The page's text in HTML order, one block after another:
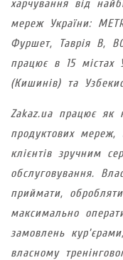
харчування від
мереж України:
Фуршет, Таврія В,
працює в 15 містах
(Кишинів) та
Zakaz.ua працює як
продуктових мереж,
клієнтів зручним
обслуговування.
приймати,
максимально
замовлень
власному